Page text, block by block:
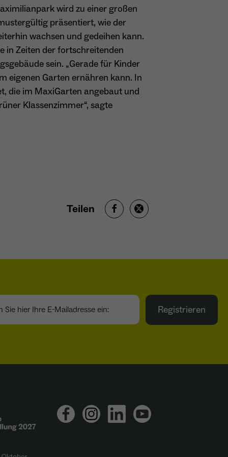
wird zu einer großen
präsentiert, wie der
wachsen und gedeihen kann.
in Zeiten der fortschreitenden
sein. „Gerade für Kinder
eigenen Garten ernähren kann. In
die im MaxiGarten angebaut und
Klassenzimmer“, sagte
Teilen
Registrieren